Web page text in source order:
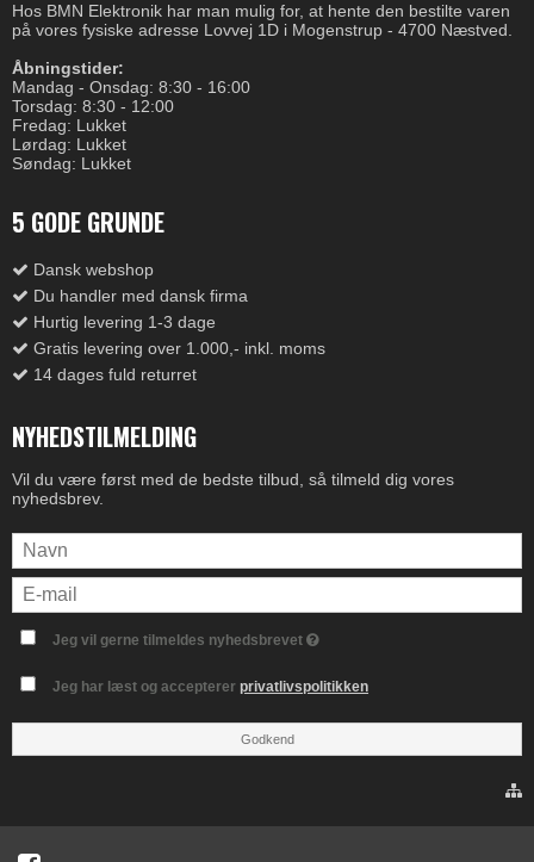
Hos BMN Elektronik har man mulig for, at hente den bestilte varen
på vores fysiske adresse Lovvej 1D i Mogenstrup - 4700 Næstved.
Åbningstider:
Mandag - Onsdag: 8:30 - 16:00
Torsdag: 8:30 - 12:00
Fredag: Lukket
Lørdag: Lukket
Søndag: Lukket
5 GODE GRUNDE
Dansk webshop
Du handler med dansk firma
Hurtig levering 1-3 dage
Gratis levering over 1.000,- inkl. moms
14 dages fuld returret
NYHEDSTILMELDING
Vil du være først med de bedste tilbud, så tilmeld dig vores
nyhedsbrev.
Jeg vil gerne tilmeldes nyhedsbrevet
Jeg har læst og acceptererprivatlivspolitikken
Godkend